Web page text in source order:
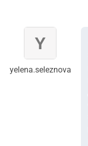
yelena.seleznova